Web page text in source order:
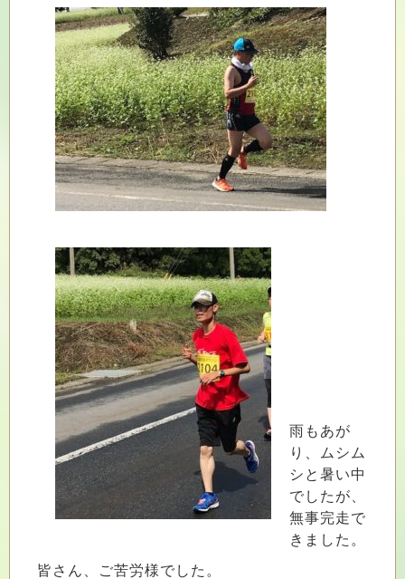
雨もあが
り、ムシム
シと暑い中
でしたが、
無事完走で
きました。
皆さん、ご苦労様でした。